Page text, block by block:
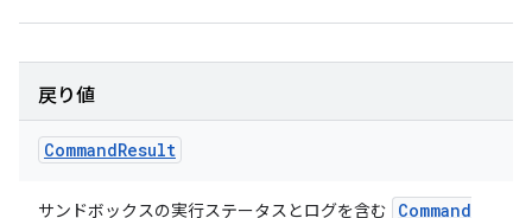
戻り値
CommandResult
サンドボックスの実行ステータスとログを含む
Command